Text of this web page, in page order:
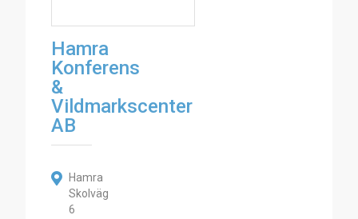
Hamra
Konferens
&
Vildmarkscenter
AB
Hamra
Skolväg
6